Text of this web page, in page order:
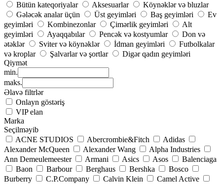
Bütün kateqoriyalar
Aksesuarlar
Köynəklər və bluzlar
Gələcək analar üçün
Üst geyimləri Baş geyimləri
Ev
geyimləri
Kombinezonlar Çimərlik geyimləri
Alt
geyimləri
Ayaqqabılar Pencək və kostyumlar
Don və
ətəklər
Sviter və köynəklər İdman geyimləri
Futbolkalar
və kroplar
Şalvarlar və şortlar
Digər qadın geyimləri
Qiymət
min.
maks.
Əlavə filtrlər
Onlayn göstəriş
VIP elan
Marka
Seçilməyib
ACNE STUDIOS
Abercrombie&Fitch
Adidas
Alexander McQueen
Alexander Wang
Alpha Industries
Ann Demeulemeester
Armani Asics Asos
Balenciaga
Baon
Barbour Berghaus Bershka
Bosco
Burberry
C.P.Company Calvin Klein
Camel Active